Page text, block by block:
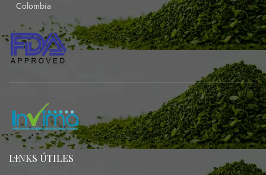
Colombia
LINKS ÚTILES